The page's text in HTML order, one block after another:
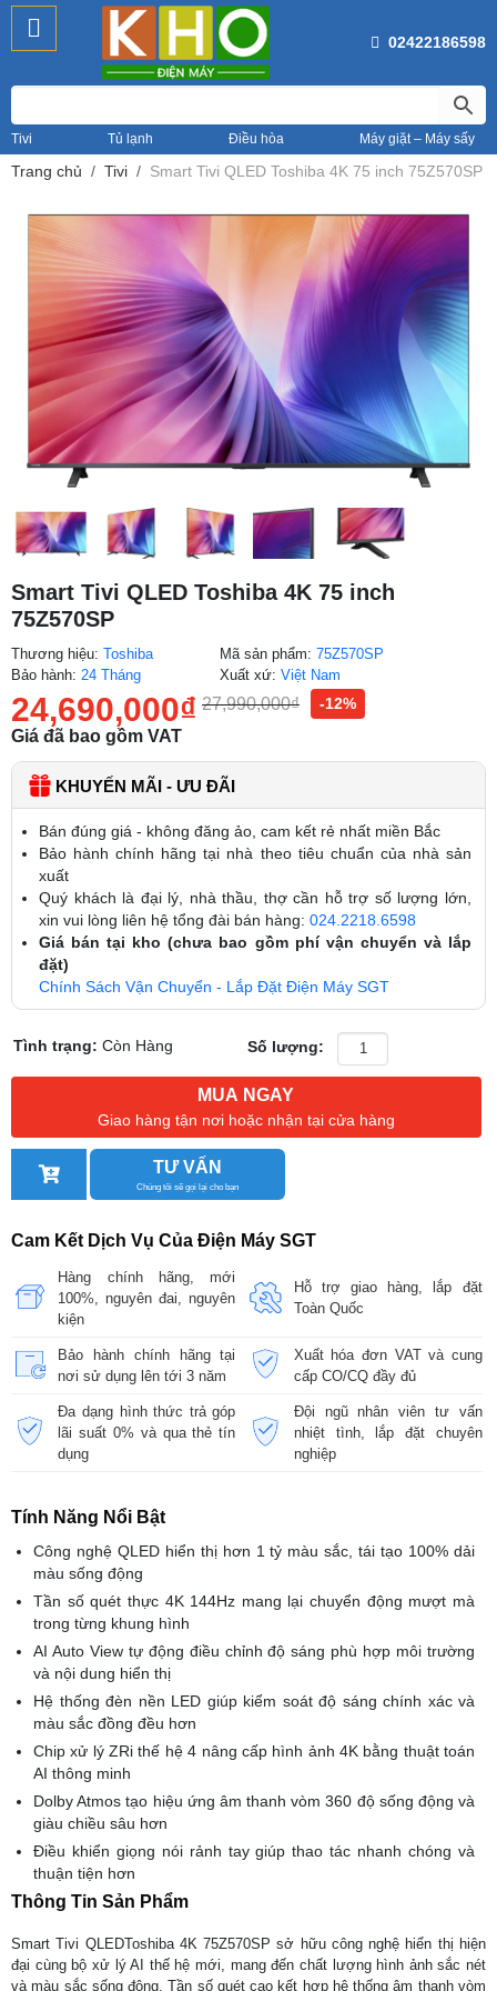
02422186598
Tivi Tủ lạnh Điều hòa Máy giặt – Máy sấy
Trang chủ Tivi Smart Tivi QLED Toshiba 4K 75 inch 75Z570SP
Smart Tivi QLED Toshiba 4K 75 inch
75Z570SP
Thương hiệu: Toshiba
Bảo hành: 24 Tháng
Mã sản phẩm:75Z570SP
Xuất xứ:Việt Nam
24,690,000₫ 27,990,000₫ -12%
Giá đã bao gồm VAT
KHUYẾN MÃI - ƯU ĐÃI
Bán đúng giá - không đăng ảo, cam kết rẻ nhất miền Bắc
Bảo hành chính hãng tại nhà theo tiêu chuẩn của nhà sản
xuất
Quý khách là đại lý, nhà thầu, thợ cần hỗ trợ số lượng lớn,
xin vui lòng liên hệ tổng đài bán hàng: 024.2218.6598
Giá bán tại kho (chưa bao gồm phí vận chuyển và lắp
đặt)
Chính Sách Vận Chuyển - Lắp Đặt Điện Máy SGT
Tình trạng:Còn Hàng Số lượng:
MUA NGAY
Giao hàng tận nơi hoặc nhận tại cửa hàng
TƯ VẤN
Chúng tôi sẽ gọi lại cho bạn
Cam Kết Dịch Vụ Của Điện Máy SGT
Hàng chính hãng, mới
100%, nguyên đai, nguyên
kiện
Hỗ trợ giao hàng, lắp đặt
Toàn Quốc
Bảo hành chính hãng tại
nơi sử dụng lên tới 3 năm
Xuất hóa đơn VAT và cung
cấp CO/CQ đầy đủ
Đa dạng hình thức trả góp
lãi suất 0% và qua thẻ tín
dụng
Đội ngũ nhân viên tư vấn
nhiệt tình, lắp đặt chuyên
nghiệp
Tính Năng Nổi Bật
Công nghệ QLED hiển thị hơn 1 tỷ màu sắc, tái tạo 100% dải
màu sống động
Tần số quét thực 4K 144Hz mang lại chuyển động mượt mà
trong từng khung hình
AI Auto View tự động điều chỉnh độ sáng phù hợp môi trường
và nội dung hiển thị
Hệ thống đèn nền LED giúp kiểm soát độ sáng chính xác và
màu sắc đồng đều hơn
Chip xử lý ZRi thế hệ 4 nâng cấp hình ảnh 4K bằng thuật toán
AI thông minh
Dolby Atmos tạo hiệu ứng âm thanh vòm 360 độ sống động và
giàu chiều sâu hơn
Điều khiển giọng nói rảnh tay giúp thao tác nhanh chóng và
thuận tiện hơn
Thông Tin Sản Phẩm
Smart Tivi QLEDToshiba 4K 75Z570SP sở hữu công nghệ hiển thị hiện
đại cùng bộ xử lý AI thế hệ mới, mang đến chất lượng hình ảnh sắc nét
và màu sắc sống động. Tần số quét cao kết hợp hệ thống âm thanh vòm